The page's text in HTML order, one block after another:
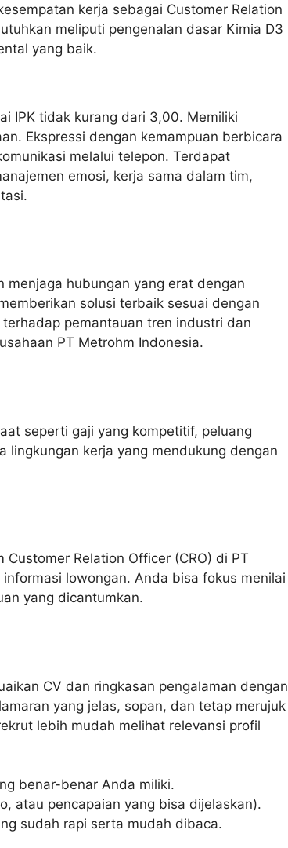
kerja sebagai Customer Relation
meliputi pengenalan dasar Kimia D3
yang baik.
IPK tidak kurang dari 3,00. Memiliki
Ekspressi dengan kemampuan berbicara
melalui telepon. Terdapat
emosi, kerja sama dalam tim,
menjaga hubungan yang erat dengan
solusi terbaik sesuai dengan
pemantauan tren industri dan
PT Metrohm Indonesia.
seperti gaji yang kompetitif, peluang
lingkungan kerja yang mendukung dengan
Relation Officer (CRO) di PT
lowongan. Anda bisa fokus menilai
yang dicantumkan.
CV dan ringkasan pengalaman dengan
yang jelas, sopan, dan tetap merujuk
lebih mudah melihat relevansi profil
benar-benar Anda miliki.
atau pencapaian yang bisa dijelaskan).
sudah rapi serta mudah dibaca.